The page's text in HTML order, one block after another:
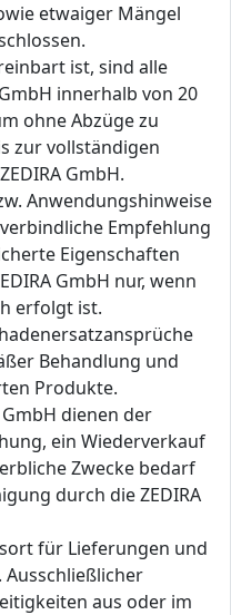
etwaiger Mängel
ist, sind alle
innerhalb von 20
ohne Abzüge zu
zur vollständigen
GmbH.
Anwendungshinweise
Empfehlung
Eigenschaften
GmbH nur, wenn
erfolgt ist.
Behandlung und
Produkte.
dienen der
ein Wiederverkauf
Zwecke bedarf
durch die ZEDIRA
für Lieferungen und
aus oder im